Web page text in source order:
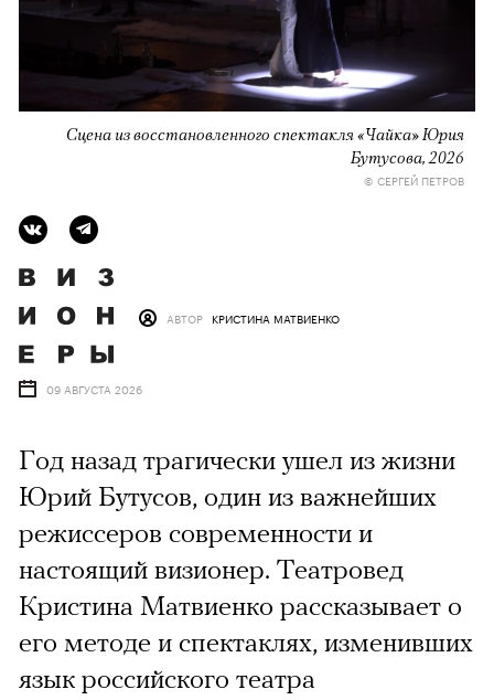
Сцена из восстановленного спектакля «Чайка» Юрия
Бутусова, 2026
© СЕРГЕЙ ПЕТРОВ
АВТОР КРИСТИНА МАТВИЕНКО
09 АВГУСТА 2026
Год назад трагически ушел из жизни
Юрий Бутусов, один из важнейших
режиссеров современности и
настоящий визионер. Театровед
Кристина Матвиенко рассказывает о
его методе и спектаклях, изменивших
язык российского театра